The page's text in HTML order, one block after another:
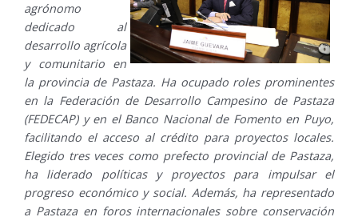
agrónomo
dedicado al
desarrollo agrícola
y comunitario en
la provincia de Pastaza. Ha ocupado roles prominentes
en la Federación de Desarrollo Campesino de Pastaza
(FEDECAP) y en el Banco Nacional de Fomento en Puyo,
facilitando el acceso al crédito para proyectos locales.
Elegido tres veces como prefecto provincial de Pastaza,
ha liderado políticas y proyectos para impulsar el
progreso económico y social. Además, ha representado
a Pastaza en foros internacionales sobre conservación